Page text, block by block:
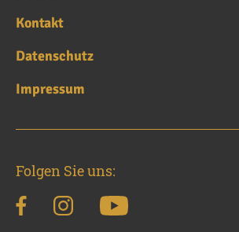
Kontakt
Datenschutz
Impressum
Folgen Sie uns: